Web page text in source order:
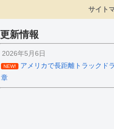
サイト
更新情報
2026年5月6日
NEW!
アメリカで長距離トラックド
章